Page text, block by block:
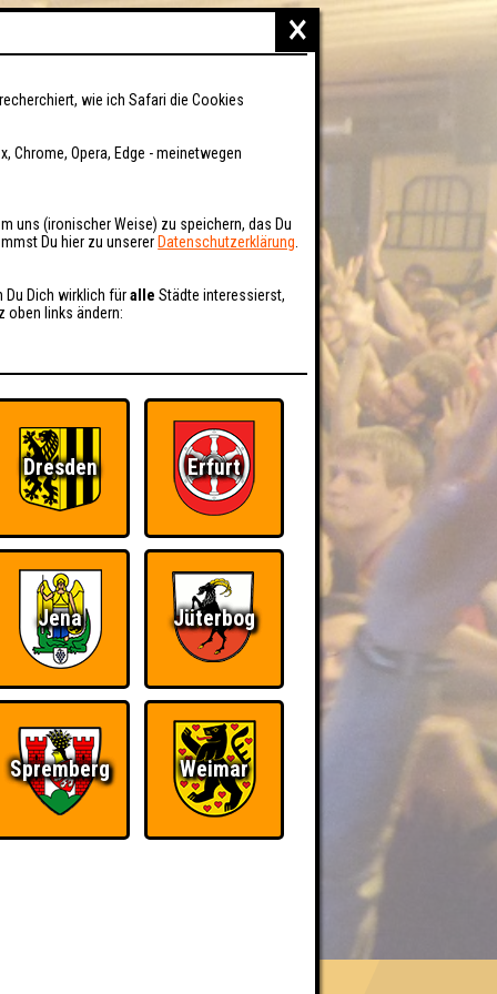
×
wie ich Safari die Cookies
Chrome, Opera, Edge - meinetwegen
uns (ironischer Weise) zu speichern, das Du
Du hier zu unserer Datenschutzerklärung
Du Dich wirklich füralle Städte interessierst,
oben links ändern:
Dresden Erfurt
Jena Jüterbog
Spremberg Weimar